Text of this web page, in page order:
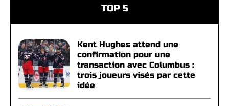
TOP 5
Kent Hughes attend une
confirmation pour une
transaction avec Columbus :
trois joueurs visés par cette
idée